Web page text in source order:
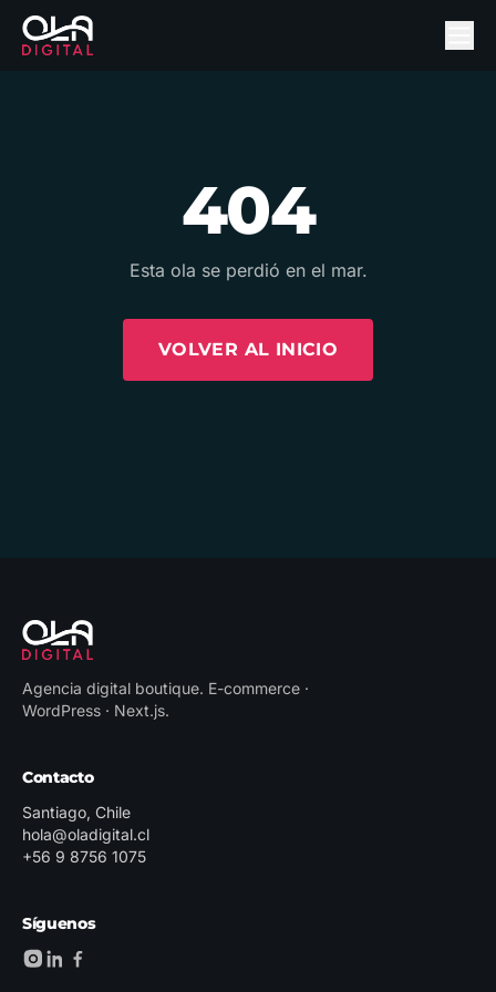
404
Esta ola se perdió en el mar.
VOLVER AL INICIO
Agencia digital boutique. E-commerce ·
WordPress · Next.js.
Contacto
Santiago, Chile
hola@oladigital.cl
+56 9 8756 1075
Síguenos